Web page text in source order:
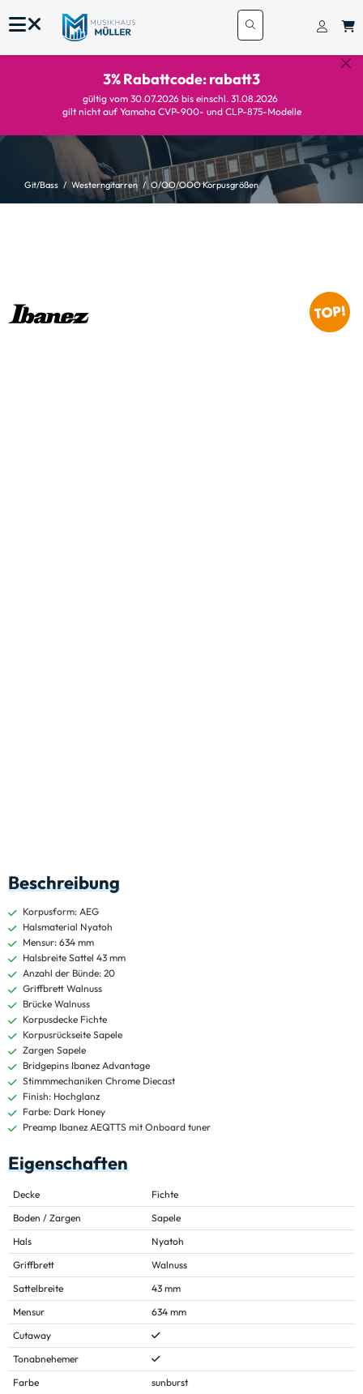
3% Rabattcode: rabatt3
gültig vom 30.07.2026 bis einschl. 31.08.2026
gilt nicht auf Yamaha CVP-900- und CLP-875-Modelle
Git/Bass Westerngitarren O/OO/OOO Korpusgrößen
Beschreibung
Korpusform: AEG
Halsmaterial Nyatoh
Mensur: 634 mm
Halsbreite Sattel 43 mm
Anzahl der Bünde: 20
Griffbrett Walnuss
Brücke Walnuss
Korpusdecke Fichte
Korpusrückseite Sapele
Zargen Sapele
Bridgepins Ibanez Advantage
Stimmmechaniken Chrome Diecast
Finish: Hochglanz
Farbe: Dark Honey
Preamp Ibanez AEQTTS mit Onboard tuner
Eigenschaften
Decke
Fichte
Boden / Zargen
Sapele
Hals
Nyatoh
Griffbrett
Walnuss
Sattelbreite
43 mm
Mensur
634 mm
Cutaway
Tonabnehemer
Farbe
sunburst